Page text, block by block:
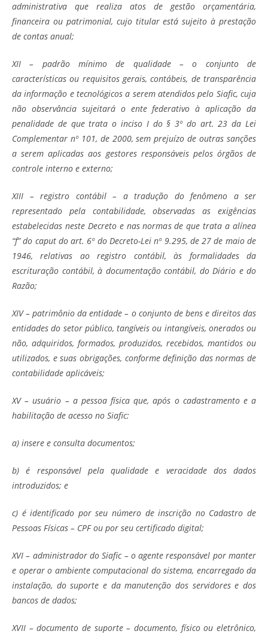
administrativa que realiza atos de gestão orçamentária,
financeira ou patrimonial, cujo titular está sujeito à prestação
de contas anual;
XII – padrão mínimo de qualidade – o conjunto de
características ou requisitos gerais, contábeis, de transparência
da informação e tecnológicos a serem atendidos pelo Siafic, cuja
não observância sujeitará o ente federativo à aplicação da
penalidade de que trata o inciso I do § 3º do art. 23 da Lei
Complementar nº 101, de 2000, sem prejuízo de outras sanções
a serem aplicadas aos gestores responsáveis pelos órgãos de
controle interno e externo;
XIII – registro contábil – a tradução do fenômeno a ser
representado pela contabilidade, observadas as exigências
estabelecidas neste Decreto e nas normas de que trata a alínea
“f” do caput do art. 6º do Decreto-Lei nº 9.295, de 27 de maio de
1946, relativas ao registro contábil, às formalidades da
escrituração contábil, à documentação contábil, do Diário e do
Razão;
XIV – patrimônio da entidade – o conjunto de bens e direitos das
entidades do setor público, tangíveis ou intangíveis, onerados ou
não, adquiridos, formados, produzidos, recebidos, mantidos ou
utilizados, e suas obrigações, conforme definição das normas de
contabilidade aplicáveis;
XV – usuário – a pessoa física que, após o cadastramento e a
habilitação de acesso no Siafic:
a) insere e consulta documentos;
b) é responsável pela qualidade e veracidade dos dados
introduzidos; e
c) é identificado por seu número de inscrição no Cadastro de
Pessoas Físicas – CPF ou por seu certificado digital;
XVI – administrador do Siafic – o agente responsável por manter
e operar o ambiente computacional do sistema, encarregado da
instalação, do suporte e da manutenção dos servidores e dos
bancos de dados;
XVII – documento de suporte – documento, físico ou eletrônico,